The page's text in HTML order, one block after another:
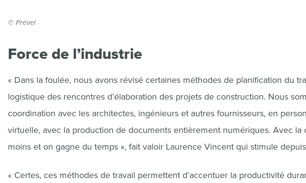
© Prével
Force de l’industrie
« Dans la foulée, nous avons révisé certaines méthodes de planification du
logistique des rencontres d’élaboration des projets de construction. Nous
coordination avec les architectes, ingénieurs et autres fournisseurs, en
virtuelle, avec la production de documents entièrement numériques. Avec la
moins et on gagne du temps », fait valoir Laurence Vincent qui stimule
« Certes, ces méthodes de travail permettent d’accentuer la productivité